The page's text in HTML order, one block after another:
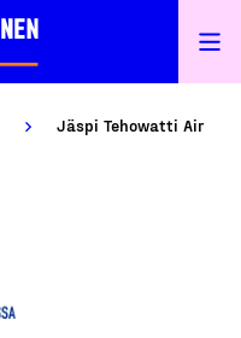
Jäspi Tehowatti Air